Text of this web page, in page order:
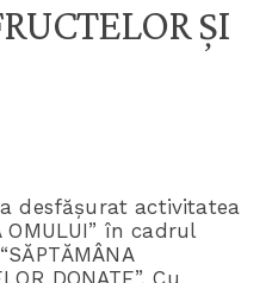
ȘI
a desfășurat activitatea
OMULUI” în cadrul
DONATE”. Cu